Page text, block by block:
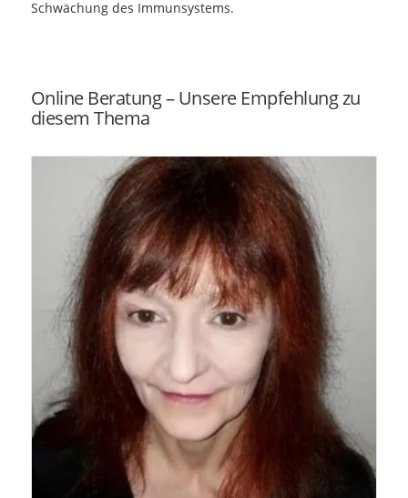
Schwächung des Immunsystems.
Online Beratung – Unsere Empfehlung zu
diesem Thema